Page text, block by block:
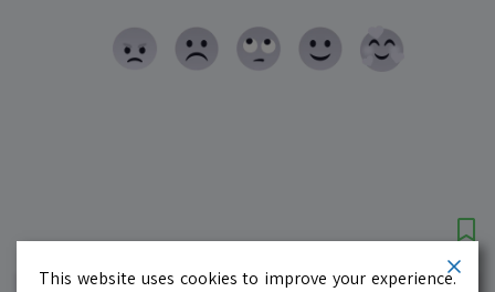
עסקים מומלצים!
This website uses cookies to improve your experience.